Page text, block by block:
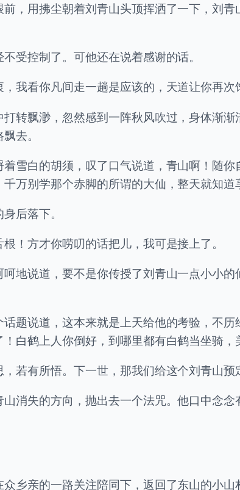
，用拂尘朝着刘青山头顶挥洒了一下，刘
受控制了。可他还在说着感谢的话。
我看你凡间走一趟是应该的，天道让你再次
转飘渺，忽然感到一阵秋风吹过，身体渐
去。
雪白的胡须，叹了口气说道，青山啊！随
万别学那个赤脚的所谓的大仙，整天就知道
后落下。
！方才你唠叨的话把儿，我可是接上了。
地说道，要不是你传授了刘青山一点小小
题说道，这本来就是上天给他的考验，不
白鹤上人你倒好，到哪里都有白鹤当坐骑，
若有所悟。下一世，那我们给这个刘青山
消失的方向，抛出去一个法咒。他口中念
乡亲的一路关注陪同下，返回了东山的小山